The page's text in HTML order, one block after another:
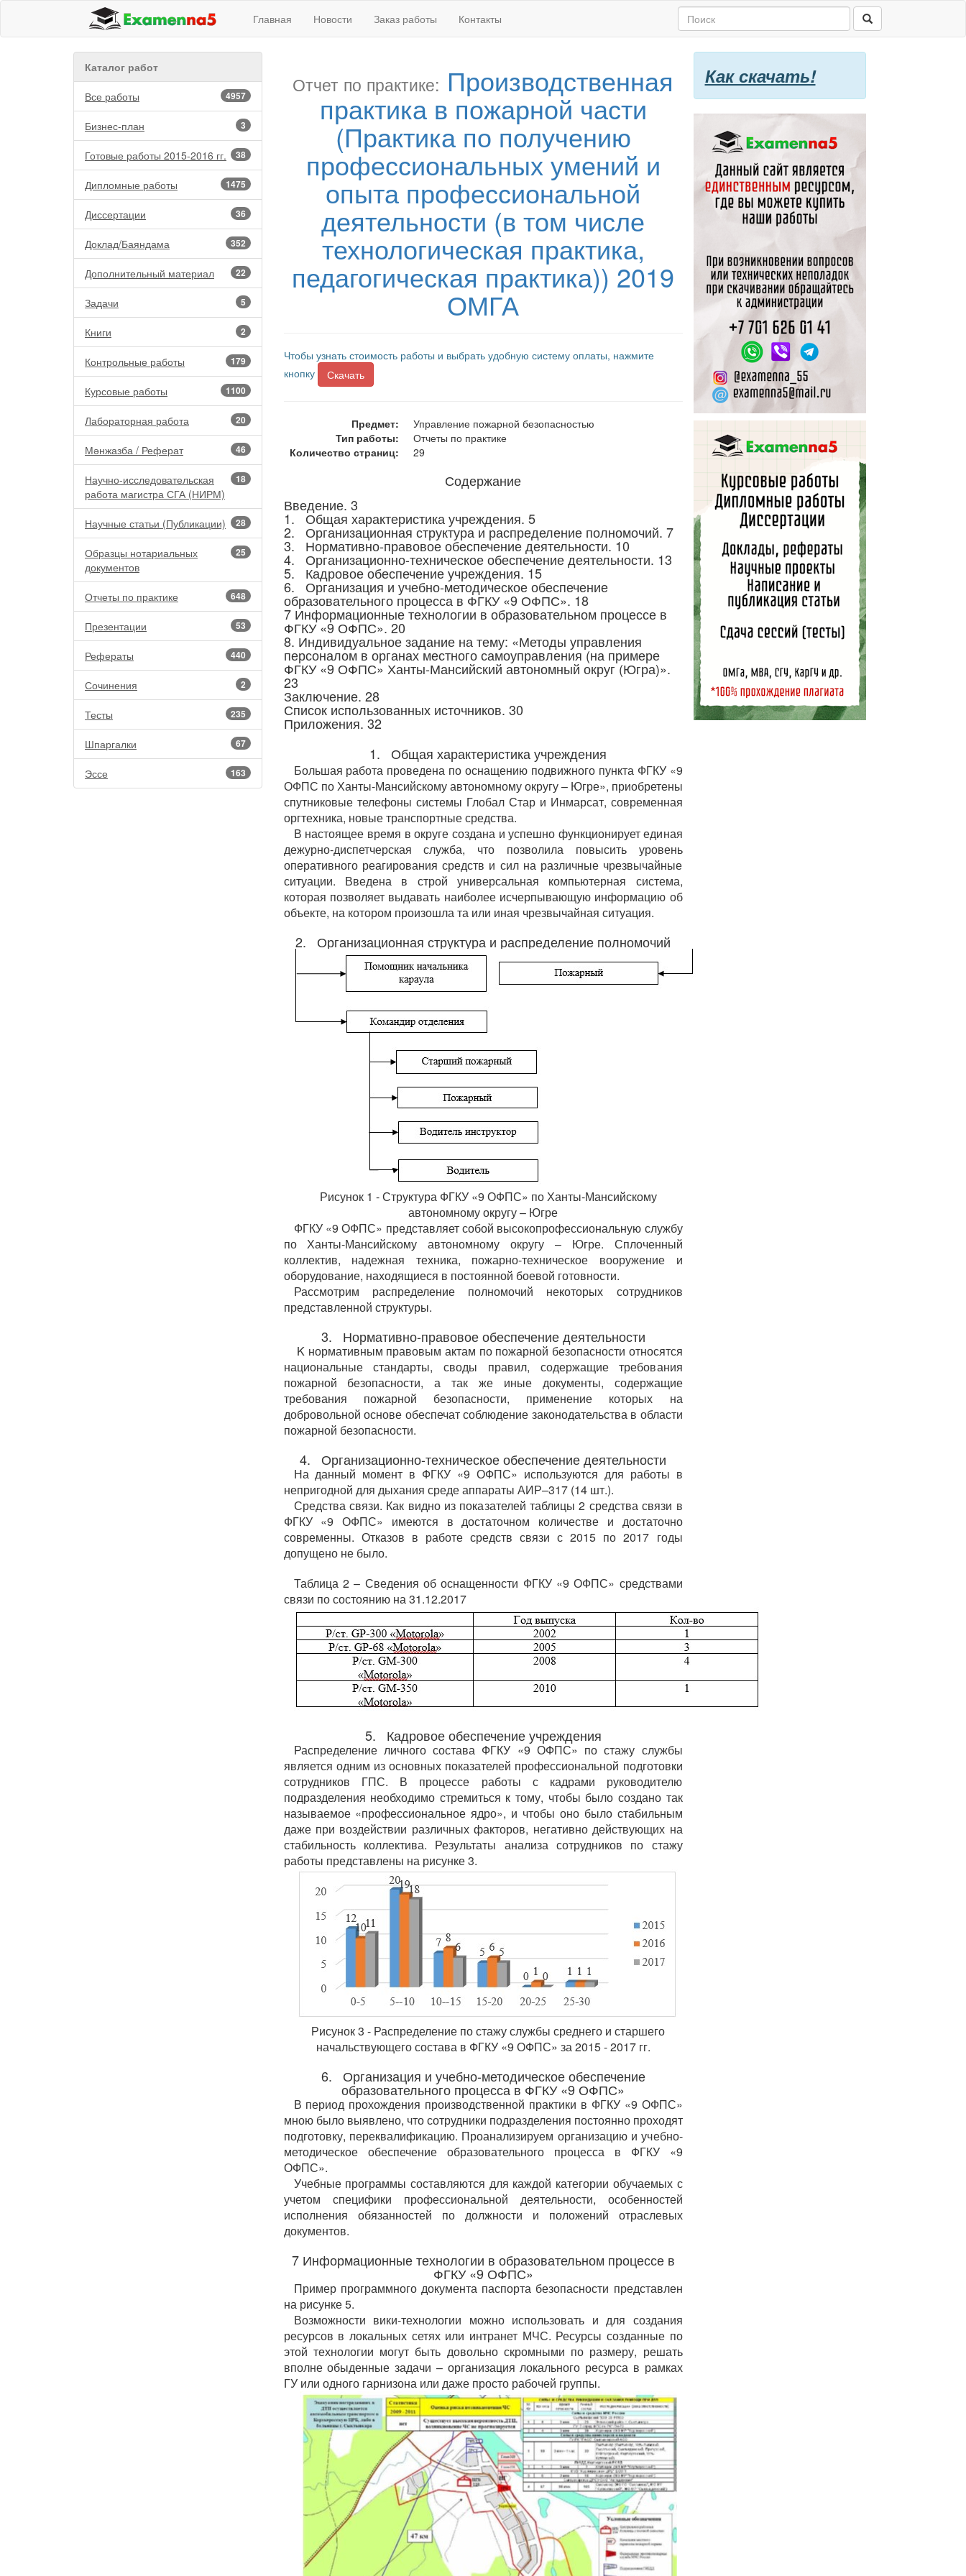
Главная Новости Заказ работы Контакты
Каталог работ
4957
Все работы
3
Бизнес-план
38
Готовые работы 2015-2016 гг.
1475
Дипломные работы
36
Диссертации
352
Доклад/Баяндама
22
Дополнительный материал
5
Задачи
2
Книги
179
Контрольные работы
1100
Курсовые работы
20
Лабораторная работа
46
Мәнжазба / Реферат
18
Научно-исследовательская
работа магистра СГА (НИРМ)
28
Научные статьи (Публикации)
25
Образцы нотариальных
документов
648
Отчеты по практике
53
Презентации
440
Рефераты
2
Сочинения
235
Тесты
67
Шпаргалки
163
Эссе
Отчет по практике: Производственная
практика в пожарной части
(Практика по получению
профессиональных умений и
опыта профессиональной
деятельности (в том числе
технологическая практика,
педагогическая практика)) 2019
ОМГА
Чтобы узнать стоимость работы и выбрать удобную систему оплаты, нажмите
кнопку
Скачать
Предмет:
Управление пожарной безопасностью
Тип работы:
Отчеты по практике
Количество страниц:
29
Содержание
Введение. 3
1. Общая характеристика учреждения. 5
2. Организационная структура и распределение полномочий. 7
3. Нормативно-правовое обеспечение деятельности. 10
4. Организационно-техническое обеспечение деятельности. 13
5. Кадровое обеспечение учреждения. 15
6. Организация и учебно-методическое обеспечение
образовательного процесса в ФГКУ «9 ОФПС». 18
7 Информационные технологии в образовательном процессе в
ФГКУ «9 ОФПС». 20
8. Индивидуальное задание на тему: «Методы управления
персоналом в органах местного самоуправления (на примере
ФГКУ «9 ОФПС» Ханты-Мансийский автономный округ (Югра)».
23
Заключение. 28
Список использованных источников. 30
Приложения. 32
1. Общая характеристика учреждения
Большая работа проведена по оснащению подвижного пункта ФГКУ «9
ОФПС по Ханты-Мансийскому автономному округу – Югре», приобретены
спутниковые телефоны системы Глобал Стар и Инмарсат, современная
оргтехника, новые транспортные средства.
В настоящее время в округе создана и успешно функционирует единая
дежурно-диспетчерская служба, что позволила повысить уровень
оперативного реагирования средств и сил на различные чрезвычайные
ситуации. Введена в строй универсальная компьютерная система,
которая позволяет выдавать наиболее исчерпывающую информацию об
объекте, на котором произошла та или иная чрезвычайная ситуация.
2. Организационная структура и распределение полномочий
Рисунок 1 - Структура ФГКУ «9 ОФПС» по Ханты-Мансийскому
автономному округу – Югре
ФГКУ «9 ОФПС» представляет собой высокопрофессиональную службу
по Ханты-Мансийскому автономному округу – Югре. Сплоченный
коллектив, надежная техника, пожарно-техническое вооружение и
оборудование, находящиеся в постоянной боевой готовности.
Рассмотрим распределение полномочий некоторых сотрудников
представленной структуры.
3. Нормативно-правовое обеспечение деятельности
K нормативным правовым актам по пожарной безопасности относятся
национальные стандарты, своды правил, содержащие требования
пожарной безопасности, а так же иные документы, содержащие
требования пожарной безопасности, применение которых на
добровольной основе обеспечат соблюдение законодательства в области
пожарной безопасности.
4. Организационно-техническое обеспечение деятельности
На данный момент в ФГКУ «9 ОФПС» используются для работы в
непригодной для дыхания среде аппараты АИР–317 (14 шт.).
Средства связи. Как видно из показателей таблицы 2 средства связи в
ФГКУ «9 ОФПС» имеются в достаточном количестве и достаточно
современны. Отказов в работе средств связи с 2015 по 2017 годы
допущено не было.
Таблица 2 – Сведения об оснащенности ФГКУ «9 ОФПС» средствами
связи по состоянию на 31.12.2017
5. Кадровое обеспечение учреждения
Распределение личного состава ФГКУ «9 ОФПС» по стажу службы
является одним из основных показателей профессиональной подготовки
сотрудников ГПС. В процессе работы с кадрами руководителю
подразделения необходимо стремиться к тому, чтобы было создано так
называемое «профессиональное ядро», и чтобы оно было стабильным
даже при воздействии различных факторов, негативно действующих на
стабильность коллектива. Результаты анализа сотрудников по стажу
работы представлены на рисунке 3.
Рисунок 3 - Распределение по стажу службы среднего и старшего
начальствующего состава в ФГКУ «9 ОФПС» за 2015 - 2017 гг.
6. Организация и учебно-методическое обеспечение
образовательного процесса в ФГКУ «9 ОФПС»
В период прохождения производственной практики в ФГКУ «9 ОФПС»
мною было выявлено, что сотрудники подразделения постоянно проходят
подготовку, переквалификацию. Проанализируем организацию и учебно-
методическое обеспечение образовательного процесса в ФГКУ «9
ОФПС».
Учебные программы составляются для каждой категории обучаемых с
учетом специфики профессиональной деятельности, особенностей
исполнения обязанностей по должности и положений отраслевых
документов.
7 Информационные технологии в образовательном процессе в
ФГКУ «9 ОФПС»
Пример программного документа паспорта безопасности представлен
на рисунке 5.
Возможности вики-технологии можно использовать и для создания
ресурсов в локальных сетях или интранет МЧС. Ресурсы созданные по
этой технологии могут быть довольно скромными по размеру, решать
вполне обыденные задачи – организация локального ресурса в рамках
ГУ или одного гарнизона или даже просто рабочей группы.
Как скачать!